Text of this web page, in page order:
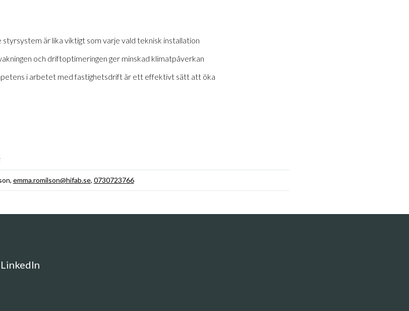
styrsystem är lika viktigt som varjevald teknisk installation
och driftoptimeringen ger minskad klimatpåverkan
i arbetet med fastighetsdrift är ett effektivt sätt att öka
emma.romilson@hifab.se, 0730723766